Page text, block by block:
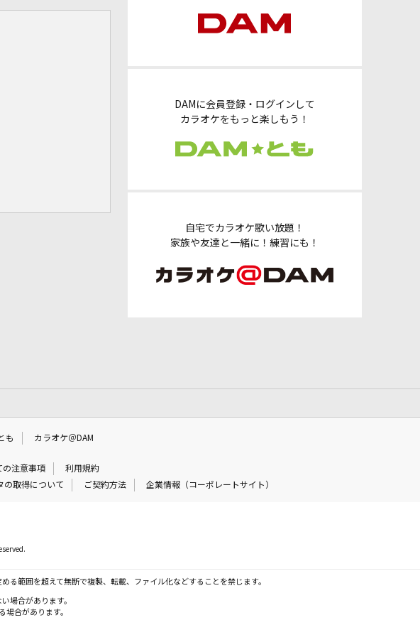
DAMに会員登録・ログインして
カラオケをもっと楽しもう！
自宅でカラオケ歌い放題！
家族や友達と一緒に！練習にも！
も カラオケ＠DAM
の注意事項
利用規約
の取得について ご契約方法 企業情報（コーポレートサイト）
る範囲を超えて無断で複製、転載、ファイル化などすることを禁じます。
場合があります。
場合があります。